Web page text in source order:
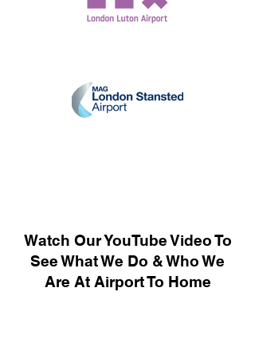
Watch Our YouTube Video To
See What We Do & Who We
Are At Airport To Home